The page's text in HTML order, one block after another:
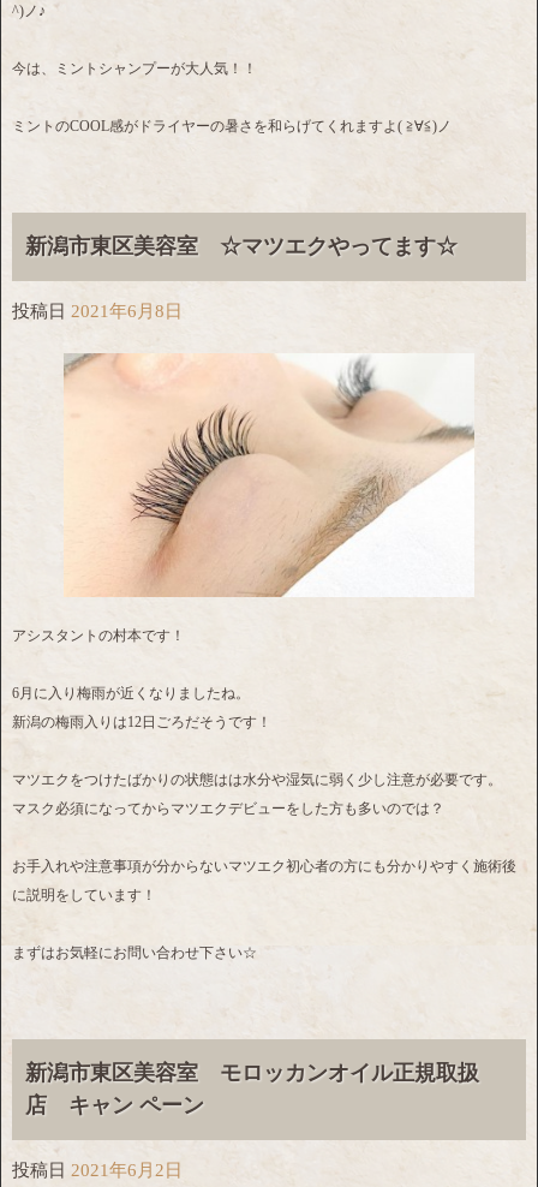
^)ノ♪
今は、ミントシャンプーが大人気！！
ミントのCOOL感がドライヤーの暑さを和らげてくれますよ( ≧∀≦)ノ
新潟市東区美容室 ☆マツエクやってます☆
投稿日 2021年6月8日
アシスタントの村本です！
6月に入り梅雨が近くなりましたね。
新潟の梅雨入りは12日ごろだそうです！
マツエクをつけたばかりの状態はは水分や湿気に弱く少し注意が必要です。
マスク必須になってからマツエクデビューをした方も多いのでは？
お手入れや注意事項が分からないマツエク初心者の方にも分かりやすく施術後
に説明をしています！
まずはお気軽にお問い合わせ下さい☆
新潟市東区美容室 モロッカンオイル正規取扱
店 キャン ペーン
投稿日 2021年6月2日